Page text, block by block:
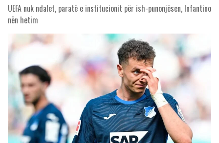
UEFA nuk ndalet, paratë e institucionit për ish-punonjësen, Infantino
nën hetim